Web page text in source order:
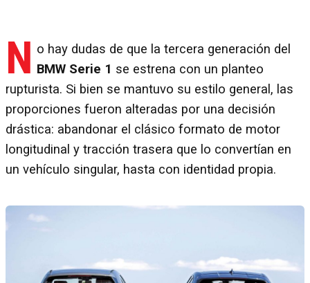
N o hay dudas de que la tercera generación del
BMW Serie 1 se estrena con un planteo
rupturista. Si bien se mantuvo su estilo general, las
proporciones fueron alteradas por una decisión
drástica: abandonar el clásico formato de motor
longitudinal y tracción trasera que lo convertían en
un vehículo singular, hasta con identidad propia.